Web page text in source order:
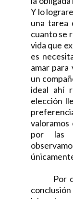
Y lo
una tarea
cuanto se
vida que
es
amar para
un
ideal ahí
elección
valoramos
por las
Por